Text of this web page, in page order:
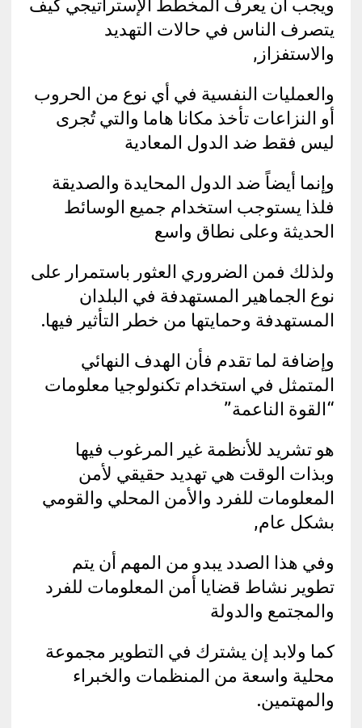
ويجب أن يعرف المخطط الإستراتيجي كيف
يتصرف الناس في حالات التهديد
والاستفزاز,
والعمليات النفسية في أي نوع من الحروب
أو النزاعات تأخذ مكانا هاما والتي تُجرى
ليس فقط ضد الدول المعادية
وإنما أيضاً ضد الدول المحايدة والصديقة
فلذا يستوجب استخدام جميع الوسائط
الحديثة وعلى نطاق واسع
ولذلك فمن الضروري العثور باستمرار على
نوع الجماهير المستهدفة في البلدان
المستهدفة وحمايتها من خطر التأثير فيها.
وإضافة لما تقدم فأن الهدف النهائي
المتمثل في استخدام تكنولوجيا معلومات
“القوة الناعمة”
هو تشريد للأنظمة غير المرغوب فيها
وبذات الوقت هي تهديد حقيقي لأمن
المعلومات للفرد والأمن المحلي والقومي
بشكل عام,
وفي هذا الصدد يبدو من المهم أن يتم
تطوير نشاط قضايا أمن المعلومات للفرد
والمجتمع والدولة
كما ولابد إن يشترك في التطوير مجموعة
محلية واسعة من المنظمات والخبراء
والمهتمين.